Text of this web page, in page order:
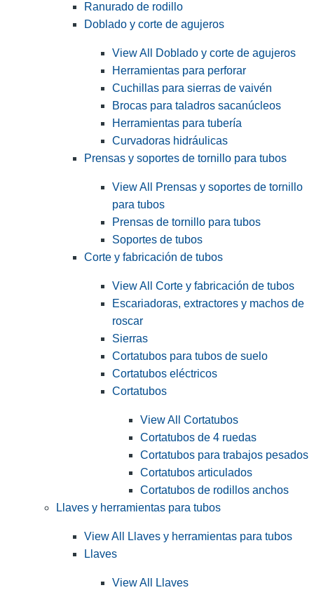
Ranurado de rodillo
Doblado y corte de agujeros
View All Doblado y corte de agujeros
Herramientas para perforar
Cuchillas para sierras de vaivén
Brocas para taladros sacanúcleos
Herramientas para tubería
Curvadoras hidráulicas
Prensas y soportes de tornillo para tubos
View All Prensas y soportes de tornillo
para tubos
Prensas de tornillo para tubos
Soportes de tubos
Corte y fabricación de tubos
View All Corte y fabricación de tubos
Escariadoras, extractores y machos de
roscar
Sierras
Cortatubos para tubos de suelo
Cortatubos eléctricos
Cortatubos
View All Cortatubos
Cortatubos de 4 ruedas
Cortatubos para trabajos pesados
Cortatubos articulados
Cortatubos de rodillos anchos
Llaves y herramientas para tubos
View All Llaves y herramientas para tubos
Llaves
View All Llaves